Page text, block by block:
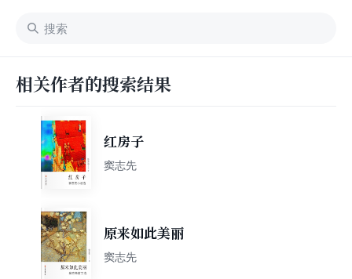
相关作者的搜索结果
红房子
窦志先
原来如此美丽
窦志先